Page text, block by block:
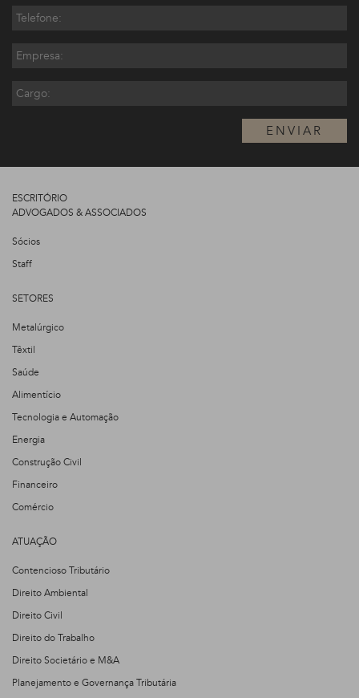
ENVIAR
ESCRITÓRIO
ADVOGADOS & ASSOCIADOS
Sócios
Staff
SETORES
Metalúrgico
Têxtil
Saúde
Alimentício
Tecnologia e Automação
Energia
Construção Civil
Financeiro
Comércio
ATUAÇÃO
Contencioso Tributário
Direito Ambiental
Direito Civil
Direito do Trabalho
Direito Societário e M&A
Planejamento e Governança Tributária